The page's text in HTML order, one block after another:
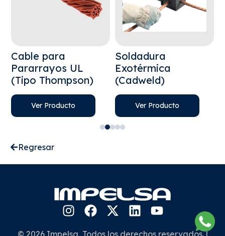
Cable para
Pararrayos UL
(Tipo Thompson)
Ver Producto
Soldadura
Exotérmica
(Cadweld)
Ver Producto
Regresar
© 2026 Impelsa, Todos los derechos reservados. |